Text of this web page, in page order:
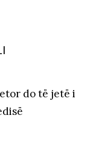
do të jetë i